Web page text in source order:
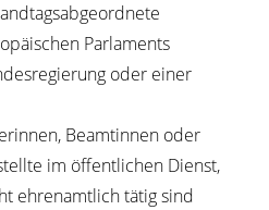
sabgeordnete
Parlaments
oder einer
Beamtinnen oder
im öffentlichen Dienst,
ehrenamtlich tätig sind